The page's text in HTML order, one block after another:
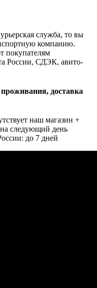
служба, то вы
компанию.
покупателям
России, СДЭК, авито-
доставка
наш магазин +
следующий день
до 7 дней